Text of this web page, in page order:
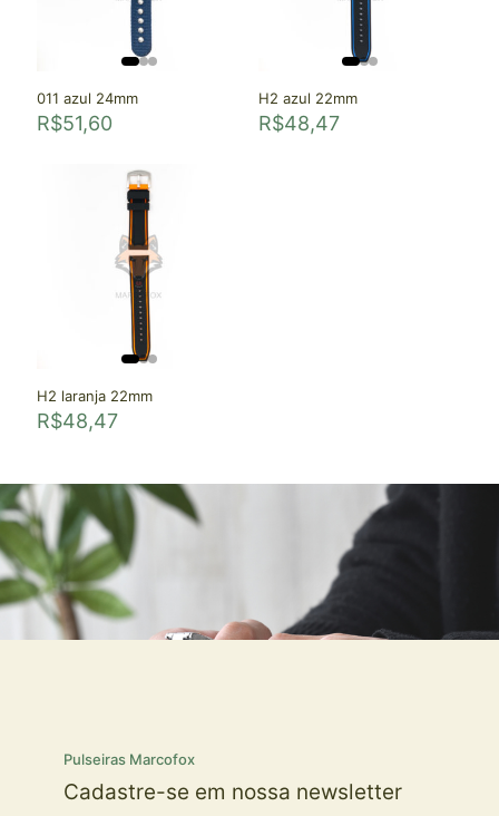
011 azul 24mm
R$51,60
H2 azul 22mm
R$48,47
H2 laranja 22mm
R$48,47
Pulseiras Marcofox
Cadastre-se em nossa newsletter